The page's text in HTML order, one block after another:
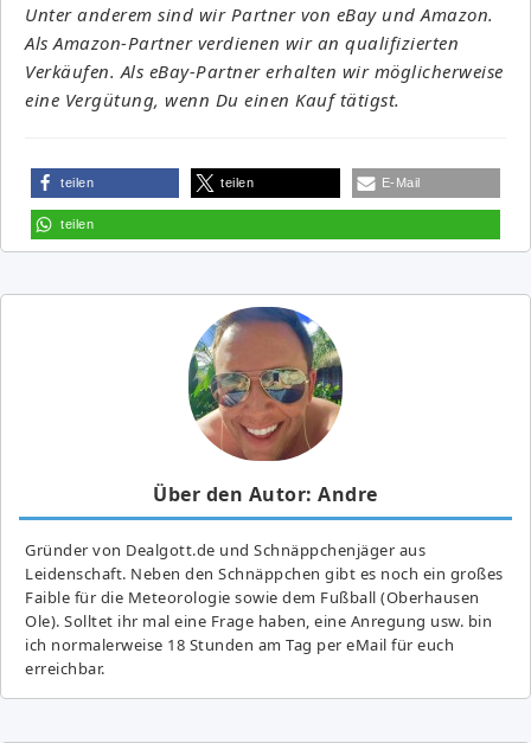
Unter anderem sind wir Partner von eBay und Amazon.
Als Amazon-Partner verdienen wir an qualifizierten
Verkäufen. Als eBay-Partner erhalten wir möglicherweise
eine Vergütung, wenn Du einen Kauf tätigst.
teilen teilen E-Mail
teilen
Über den Autor: Andre
Gründer von Dealgott.de und Schnäppchenjäger aus
Leidenschaft. Neben den Schnäppchen gibt es noch ein großes
Fai­ble für die Meteorologie sowie dem Fußball (Oberhausen
Ole). Solltet ihr mal eine Frage haben, eine Anregung usw. bin
ich normalerweise 18 Stunden am Tag per eMail für euch
erreichbar.